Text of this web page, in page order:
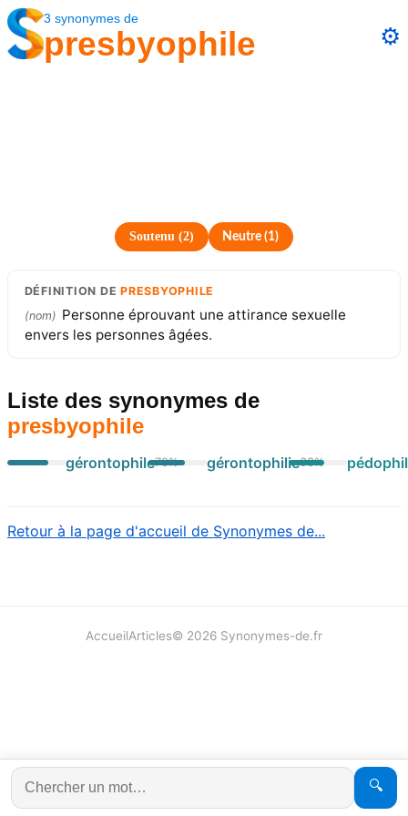
3 synonymes de
presbyophile ⚙️
Soutenu(2) Neutre (1)
DÉFINITION DEPRESBYOPHILE
(nom) Personne éprouvant une attirance sexuelle
envers les personnes âgées.
Liste des synonymes de
presbyophile
gérontophile70% gérontophilie63%
Retour à la page d'accueil de Synonymes de...
🔍
AccueilArticles© 2026 Synonymes-de.fr